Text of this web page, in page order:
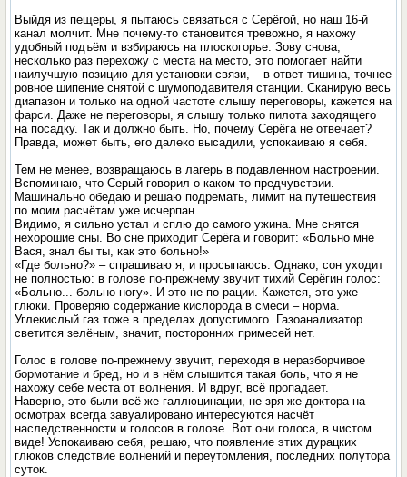
Выйдя из пещеры, я пытаюсь связаться с Серёгой, но наш 16-й
канал молчит. Мне почему-то становится тревожно, я нахожу
удобный подъём и взбираюсь на плоскогорье. Зову снова,
несколько раз перехожу с места на место, это помогает найти
наилучшую позицию для установки связи, – в ответ тишина, точнее
ровное шипение снятой с шумоподавителя станции. Сканирую весь
диапазон и только на одной частоте слышу переговоры, кажется на
фарси. Даже не переговоры, я слышу только пилота заходящего
на посадку. Так и должно быть. Но, почему Серёга не отвечает?
Правда, может быть, его далеко высадили, успокаиваю я себя.
Тем не менее, возвращаюсь в лагерь в подавленном настроении.
Вспоминаю, что Серый говорил о каком-то предчувствии.
Машинально обедаю и решаю подремать, лимит на путешествия
по моим расчётам уже исчерпан.
Видимо, я сильно устал и сплю до самого ужина. Мне снятся
нехорошие сны. Во сне приходит Серёга и говорит: «Больно мне
Вася, знал бы ты, как это больно!»
«Где больно?» – спрашиваю я, и просыпаюсь. Однако, сон уходит
не полностью: в голове по-прежнему звучит тихий Серёгин голос:
«Больно... больно ногу». И это не по рации. Кажется, это уже
глюки. Проверяю содержание кислорода в смеси – норма.
Углекислый газ тоже в пределах допустимого. Газоанализатор
светится зелёным, значит, посторонних примесей нет.
Голос в голове по-прежнему звучит, переходя в неразборчивое
бормотание и бред, но и в нём слышится такая боль, что я не
нахожу себе места от волнения. И вдруг, всё пропадает.
Наверно, это были всё же галлюцинации, не зря же доктора на
осмотрах всегда завуалировано интересуются насчёт
наследственности и голосов в голове. Вот они голоса, в чистом
виде! Успокаиваю себя, решаю, что появление этих дурацких
глюков следствие волнений и переутомления, последних полутора
суток.